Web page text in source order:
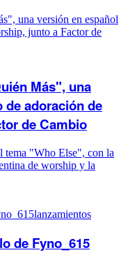
Más", una
de adoración de
de Cambio
tema "Who Else", con la
de worship y la
lanzamientos
de Fyno_615